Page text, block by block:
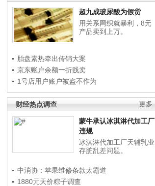
超九成玻尿酸为假货
用关系网织就暴利，8元
产品卖到上万。
胎盘素热牵出传销大案
京东账户余额一折贱卖
1号店用户账户被盗不作为
更多
财经热点调查
蒙牛承认冰淇淋代加工厂
违规
冰淇淋代加工厂天辅乳业
存脏乱差问题。
中消协：苹果维修条款太霸道
1880元天价粽子调查